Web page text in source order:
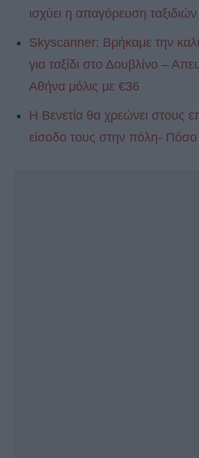
ισχύει η απαγόρευση ταξιδιών
Skyscanner: Βρήκαμε την
για ταξίδι στο Δουβλίνο –
Αθήνα μόλις με €36
Η Βενετία θα χρεώνει στους
είσοδο τους στην πόλη- Πόσο